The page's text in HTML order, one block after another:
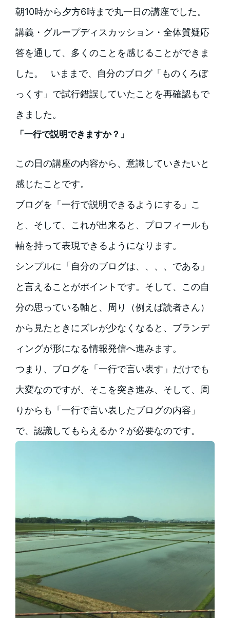
朝10時から夕方6時まで丸一日の講座でした。
講義・グループディスカッション・全体質疑応
答を通して、多くのことを感じることができま
した。 いままで、自分のブログ「ものくろぼ
っくす」で試行錯誤していたことを再確認もで
きました。
「一行で説明できますか？」
この日の講座の内容から、意識していきたいと
感じたことです。
ブログを「一行で説明できるようにする」こ
と、そして、これが出来ると、プロフィールも
軸を持って表現できるようになります。
シンプルに「自分のブログは、、、、である」
と言えることがポイントです。そして、この自
分の思っている軸と、周り（例えば読者さん）
から見たときにズレが少なくなると、ブランデ
ィングが形になる情報発信へ進みます。
つまり、ブログを「一行で言い表す」だけでも
大変なのですが、そこを突き進み、そして、周
りからも「一行で言い表したブログの内容」
で、認識してもらえるか？が必要なのです。